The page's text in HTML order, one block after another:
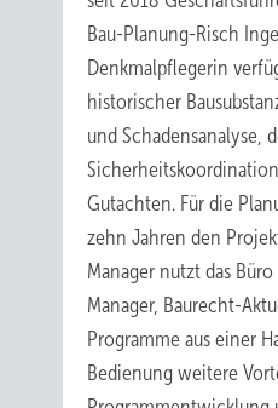
Bau-Planung-Risch
Denkmalpflegerin
historischer
und Schadensanalyse,
Gutachten. Für die
zehn Jahren den
Manager nutzt das
Manager, Baurecht-­
Programme aus einer
Bedienung weitere